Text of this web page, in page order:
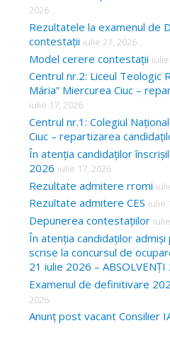
2026
Rezultatele la examenul de
contestații iulie 21, 2026
Model cerere contestații
Centrul nr.2: Liceul Teologic
Mária” Miercurea Ciuc –
iulie 17, 2026
Centrul nr.1: Colegiul
Ciuc – repartizarea
În atenția candidaților
2026 iulie 17, 2026
Rezultate admitere rromi
Rezultate admitere CES iulie
Depunerea contestațiilor
În atenția candidaților
scrise la concursul de
21 iulie 2026 – ABSOLVENȚI
Examenul de definitivare
2026
Anunț post vacant Consilier